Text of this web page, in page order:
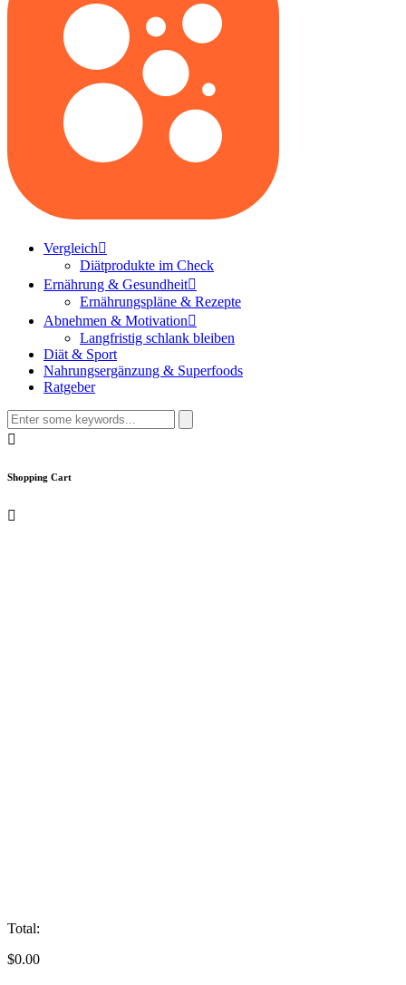
Vergleich
Diätprodukte im Check
Ernährung & Gesundheit
Ernährungspläne & Rezepte
Abnehmen & Motivation
Langfristig schlank bleiben
Diät & Sport
Nahrungsergänzung & Superfoods
Ratgeber
Search
for:
Shopping Cart
Total:
$0.00